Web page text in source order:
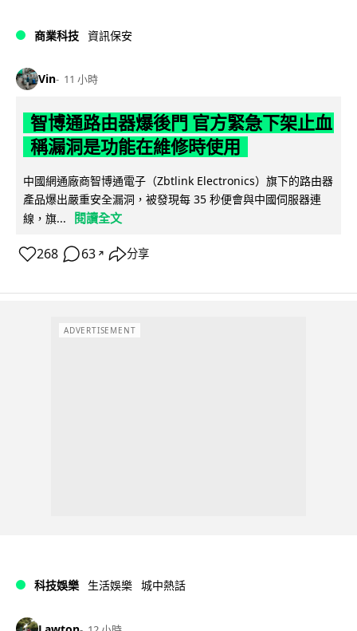
商業科技 資訊保安
Vin 11 小時
智博通路由器爆後門 官方緊急下架止血
稱漏洞是功能在維修時使用
中國網通廠商智博通電子（Zbtlink Electronics）旗下的路由器
產品爆出嚴重安全漏洞，被發現每 35 秒便會與中國伺服器連
線，旗...
閱讀全文
268 63 ↗ 分享
ADVERTISEMENT
科技娛樂 生活娛樂 城中熱話